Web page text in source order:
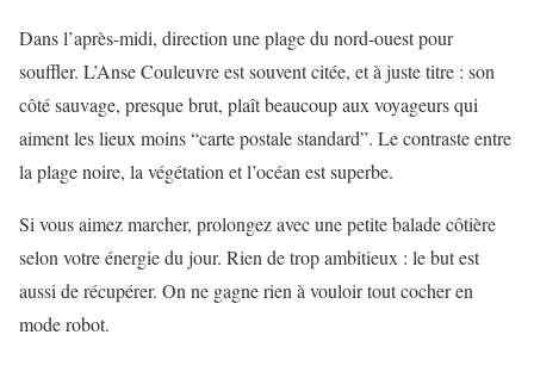
Dans l’après-midi, direction une plage du nord-ouest pour
souffler. L’Anse Couleuvre est souvent citée, et à juste titre : son
côté sauvage, presque brut, plaît beaucoup aux voyageurs qui
aiment les lieux moins “carte postale standard”. Le contraste entre
la plage noire, la végétation et l’océan est superbe.
Si vous aimez marcher, prolongez avec une petite balade côtière
selon votre énergie du jour. Rien de trop ambitieux : le but est
aussi de récupérer. On ne gagne rien à vouloir tout cocher en
mode robot.